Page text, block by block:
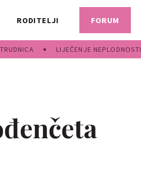
TRUDNICA LIJEČENJE NEPLODNOSTI
RODITELJI FORUM